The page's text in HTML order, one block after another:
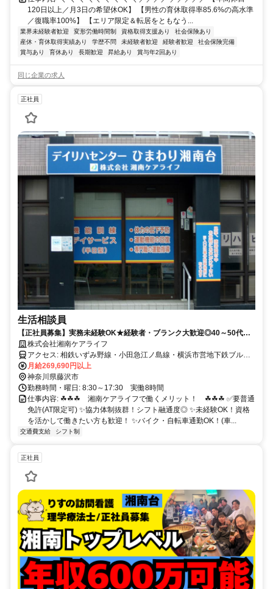
120日以上／月3日の希望休OK】 【男性の育休取得率85.6%の高水準
／復職率100%】 【エリア限定＆転居をともなう...
業界未経験者歓迎 変形労働時間制 資格取得支援あり
社会保険あり
産休・育休取得実績あり
学歴不問 未経験者歓迎 経験者歓迎
社会保険完備
賞与あり
育休あり 長期歓迎 昇給あり 賞与年2回あり
同じ企業の求人
正社員
生活相談員
【正社員募集】実務未経験OK★経験者・ブランク大歓迎◎40～50代活
躍中！食事・入浴介助なし☆
株式会社湘南ケアライフ
アクセス: 相鉄いずみ野線・小田急江ノ島線・横浜市営地下鉄ブルー
ライン 「湘南台駅」より徒歩7分 藤沢駅・大和駅・中央林間駅・町田
駅・ いずみ中央駅・いずみ野駅・戸塚駅などからアクセス可能◎
月給269,690円以上
神奈川県藤沢市
勤務時間・曜日: 8:30～17:30 実働8時間
仕事内容: ☘☘☘ 湘南ケアライフで働くメリット！ ☘☘☘ ✅要普通
免許(AT限定可) ✨協力体制抜群！シフト融通度◎ ✨未経験OK！資格
を活かして働きたい方も歓迎！ ✨バイク・自転車通勤OK！(車...
交通費支給 シフト制
正社員